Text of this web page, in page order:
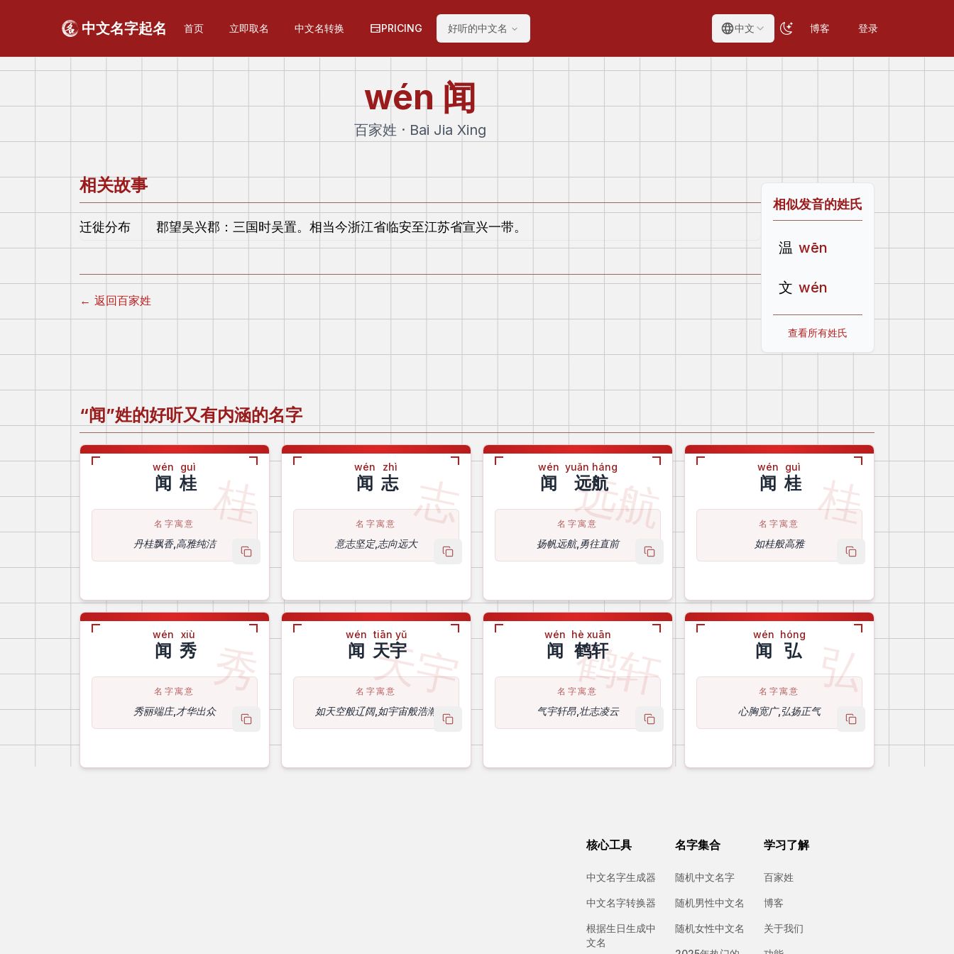
中文名字起名 首页 立即取名 中文名转换 PRICING 好听的中文名 中文 博客 登录
wén闻
百家姓 · Bai Jia Xing
相关故事
迁徙分布 郡望吴兴郡：三国时吴置。相当今浙江省临安至江苏省宣兴一带。
← 返回百家姓
相似发音的姓氏
温 wēn
文 wén
查看所有姓氏
“闻”姓的好听又有内涵的名字
桂
wén
闻
guì
桂
名字寓意
丹桂飘香,高雅纯洁
copy name
志
wén
闻
zhì
志
名字寓意
意志坚定,志向远大
copy name
远航
wén
闻
yuǎn háng
远航
名字寓意
扬帆远航,勇往直前
copy name
桂
wén
闻
guì
桂
名字寓意
如桂般高雅
copy name
秀
wén
闻
xiù
秀
名字寓意
秀丽端庄,才华出众
copy name
天宇
wén
闻
tiān yǔ
天宇
名字寓意
如天空般辽阔,如宇宙般浩瀚
copy name
鹤轩
wén
闻
hè xuān
鹤轩
名字寓意
气宇轩昂,壮志凌云
copy name
弘
wén
闻
hóng
弘
名字寓意
心胸宽广,弘扬正气
copy name
核心工具
中文名字生成器
中文名字转换器
根据生日生成中
文名
名字集合
随机中文名字
随机男性中文名
随机女性中文名
学习了解
百家姓
博客
关于我们